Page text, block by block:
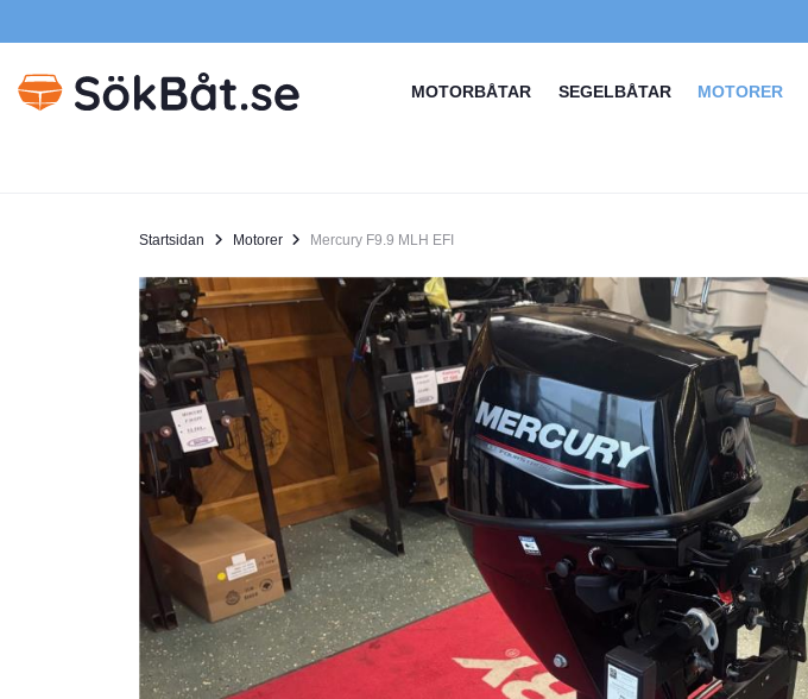
MOTORBÅTAR SEGELBÅTAR MOTORER
Startsidan Motorer Mercury F9.9 MLH EFI